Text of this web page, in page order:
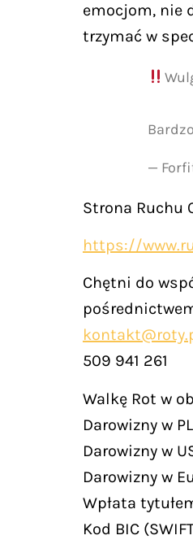
emocjom, nie
trzymać w
—
Strona Ruchu
https://
Chętni do
509 941 261
Walkę Rot w
Darowizny w
Darowizny w
Darowizny w
Wpłata
Kod BIC